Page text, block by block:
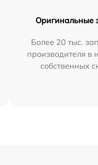
Оригинальные
Более 20 тыс.
производителя в
собственных